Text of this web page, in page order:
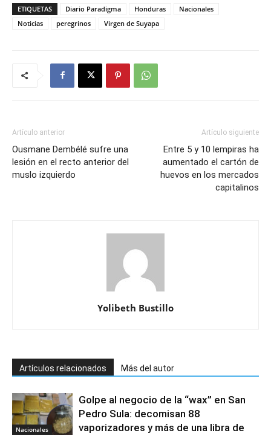
ETIQUETAS Diario Paradigma Honduras
Nacionales
Noticias
peregrinos Virgen de Suyapa
Artículo anterior
Ousmane Dembélé sufre una
lesión en el recto anterior del
muslo izquierdo
Artículo siguiente
Entre 5 y 10 lempiras ha
aumentado el cartón de
huevos en los mercados
capitalinos
Yolibeth Bustillo
Artículos relacionados Más del autor
Nacionales
Golpe al negocio de la “wax” en San
Pedro Sula: decomisan 88
vaporizadores y más de una libra de